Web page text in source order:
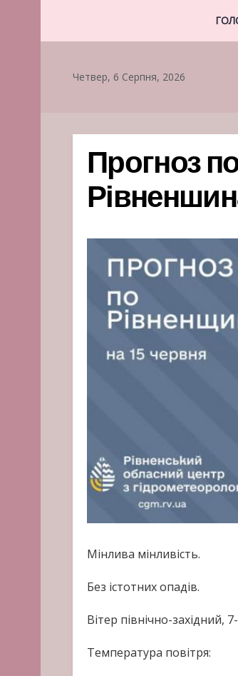
Четвер, 6 Серпня, 2026
Прогноз
Мінлива мінливість.
Без істотних опадів.
Вітер північно-західний,
Температура повітря: